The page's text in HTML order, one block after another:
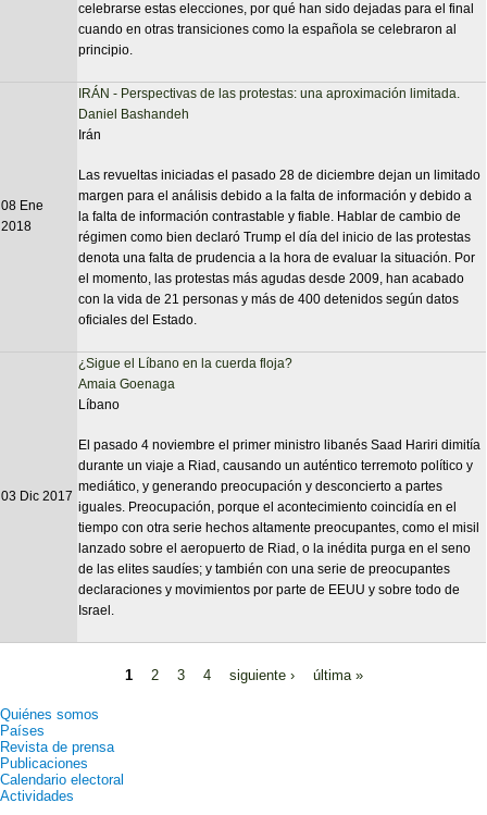
celebrarse estas elecciones, por qué han sido dejadas para el final
cuando en otras transiciones como la española se celebraron al
principio.
08 Ene
2018
IRÁN - Perspectivas de las protestas: una aproximación limitada.
Daniel Bashandeh
Irán
Las revueltas iniciadas el pasado 28 de diciembre dejan un limitado
margen para el análisis debido a la falta de información y debido a
la falta de información contrastable y fiable. Hablar de cambio de
régimen como bien declaró Trump el día del inicio de las protestas
denota una falta de prudencia a la hora de evaluar la situación. Por
el momento, las protestas más agudas desde 2009, han acabado
con la vida de 21 personas y más de 400 detenidos según datos
oficiales del Estado.
03 Dic 2017
¿Sigue el Líbano en la cuerda floja?
Amaia Goenaga
Líbano
El pasado 4 noviembre el primer ministro libanés Saad Hariri dimitía
durante un viaje a Riad, causando un auténtico terremoto político y
mediático, y generando preocupación y desconcierto a partes
iguales. Preocupación, porque el acontecimiento coincidía en el
tiempo con otra serie hechos altamente preocupantes, como el misil
lanzado sobre el aeropuerto de Riad, o la inédita purga en el seno
de las elites saudíes; y también con una serie de preocupantes
declaraciones y movimientos por parte de EEUU y sobre todo de
Israel.
1 2 3 4 siguiente › última »
Quiénes somos
Países
Revista de prensa
Publicaciones
Calendario electoral
Actividades